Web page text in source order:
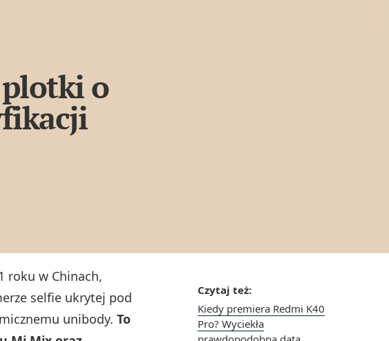
o
Czytaj też:
Kiedy premiera Redmi K40
Pro? Wyciekła
roku w Chinach,
selfie ukrytej pod
unibody. To